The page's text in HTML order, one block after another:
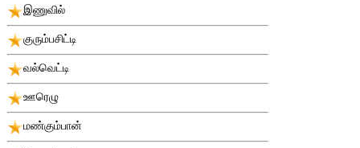
இணுவில்
குரும்பசிட்டி
வல்வெட்டி
ஊரெழு
மண்கும்பான்